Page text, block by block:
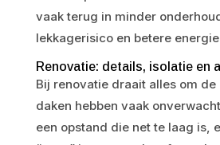
vaak terug in minder
lekkagerisico en betere
Renovatie: details, isolatie en
Bij renovatie draait alles om de
daken hebben vaak
een opstand die net te laag is,